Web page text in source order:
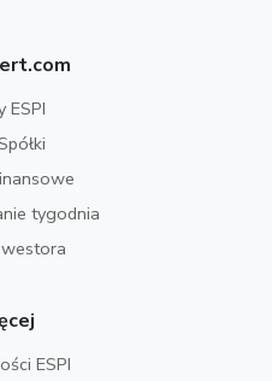
ESPI
tygodnia
ESPI